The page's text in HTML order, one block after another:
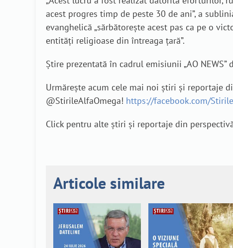
acest progres timp de peste 30 de ani”, a
evanghelică „sărbătorește acest pas ca pe o
entități religioase din întreaga țară”.
Știre prezentată în cadrul emisiunii „AO
Urmărește acum cele mai noi știri și reportaje
@StirileAlfaOmega! https://facebook.com/
Click pentru alte știri și reportaje din
Articole similare